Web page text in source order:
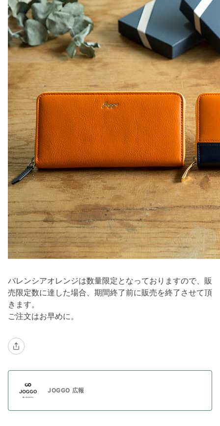
バレンシアオレンジは数量限定となっておりますので、販
売限定数に達した場合、期間終了前に販売を終了させて頂
きます。
ご注文はお早めに。
JOGGO 広報